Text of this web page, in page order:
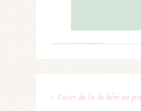
« Passer du lit de bébé au